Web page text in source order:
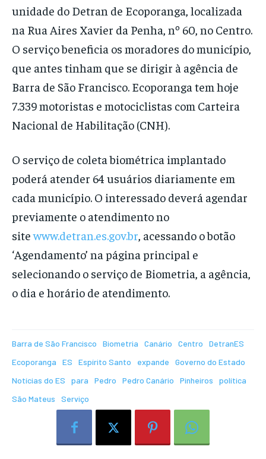
unidade do Detran de Ecoporanga, localizada
na Rua Aires Xavier da Penha, nº 60, no Centro.
O serviço beneficia os moradores do município,
que antes tinham que se dirigir à agência de
Barra de São Francisco. Ecoporanga tem hoje
7.339 motoristas e motociclistas com Carteira
Nacional de Habilitação (CNH).
O serviço de coleta biométrica implantado
poderá atender 64 usuários diariamente em
cada município. O interessado deverá agendar
previamente o atendimento no
sitewww.detran.es.gov.br, acessando o botão
‘Agendamento’ na página principal e
selecionando o serviço de Biometria, a agência,
o dia e horário de atendimento.
Barra de São Francisco Biometria Canário Centro
DetranES
Ecoporanga
ES Espírito Santo expande
Governo do Estado
Notícias do ES
para Pedro Pedro Canário Pinheiros
política
São Mateus
Serviço